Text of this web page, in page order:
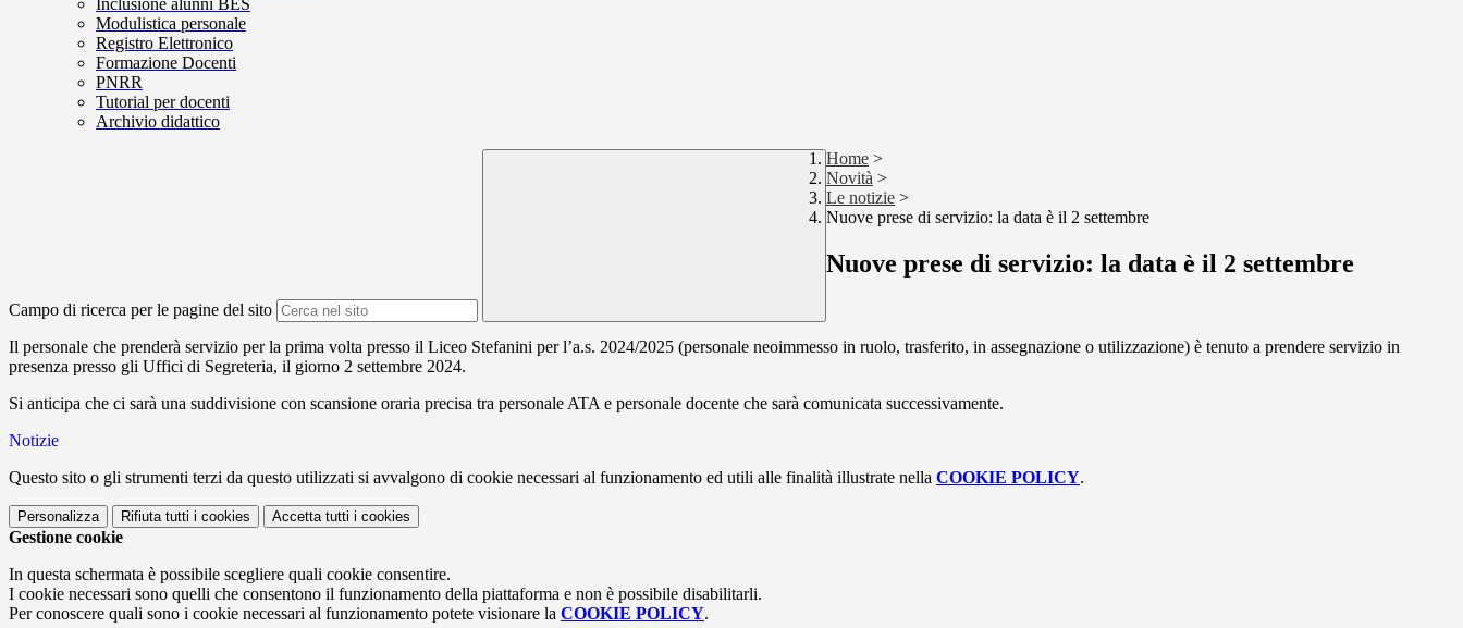
Inclusione alunni BES
Modulistica personale
Registro Elettronico
Formazione Docenti
PNRR
Tutorial per docenti
Archivio didattico
Campo di ricerca per le pagine del sito
Home >
Novità >
Le notizie >
Nuove prese di servizio: la data è il 2 settembre
Nuove prese di servizio: la data è il 2 settembre
Il personale che prenderà servizio per la prima volta presso il Liceo Stefanini per l’a.s. 2024/2025 (personale neoimmesso in ruolo, trasferito, in assegnazione o utilizzazione) è tenuto a prendere servizio in
presenza presso gli Uffici di Segreteria, il giorno 2 settembre 2024.
Si anticipa che ci sarà una suddivisione con scansione oraria precisa tra personale ATA e personale docente che sarà comunicata successivamente.
Notizie
Questo sito o gli strumenti terzi da questo utilizzati si avvalgono di cookie necessari al funzionamento ed utili alle finalità illustrate nella COOKIE POLICY.
Personalizza Rifiuta tutti i cookies Accetta tutti i cookies
Gestione cookie
In questa schermata è possibile scegliere quali cookie consentire.
I cookie necessari sono quelli che consentono il funzionamento della piattaforma e non è possibile disabilitarli.
Per conoscere quali sono i cookie necessari al funzionamento potete visionare la COOKIE POLICY.